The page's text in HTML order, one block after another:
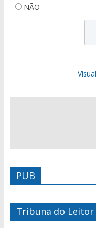
NÃO
PUB
Tribuna do Leitor